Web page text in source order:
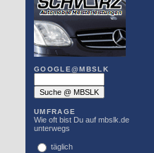
GOOGLE@MBSLK
UMFRAGE
Wie oft bist Du auf mbslk.de
unterwegs
täglich